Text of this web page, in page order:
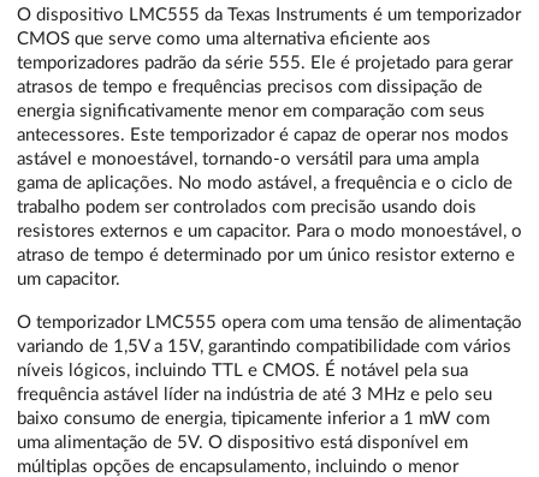
O dispositivo LMC555 da Texas Instruments é um temporizador
CMOS que serve como uma alternativa eficiente aos
temporizadores padrão da série 555. Ele é projetado para gerar
atrasos de tempo e frequências precisos com dissipação de
energia significativamente menor em comparação com seus
antecessores. Este temporizador é capaz de operar nos modos
astável e monoestável, tornando-o versátil para uma ampla
gama de aplicações. No modo astável, a frequência e o ciclo de
trabalho podem ser controlados com precisão usando dois
resistores externos e um capacitor. Para o modo monoestável, o
atraso de tempo é determinado por um único resistor externo e
um capacitor.
O temporizador LMC555 opera com uma tensão de alimentação
variando de 1,5V a 15V, garantindo compatibilidade com vários
níveis lógicos, incluindo TTL e CMOS. É notável pela sua
frequência astável líder na indústria de até 3 MHz e pelo seu
baixo consumo de energia, tipicamente inferior a 1 mW com
uma alimentação de 5V. O dispositivo está disponível em
múltiplas opções de encapsulamento, incluindo o menor